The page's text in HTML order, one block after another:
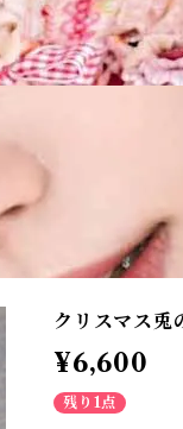
クリスマス兎
¥6,600
残り1点